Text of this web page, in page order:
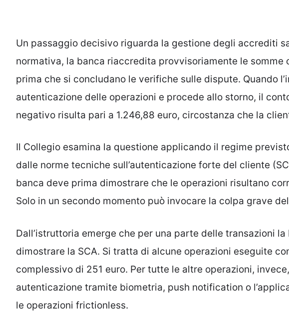
Un passaggio decisivo riguarda la gestione degli accrediti
normativa, la banca riaccredita provvisoriamente le somme
prima che si concludano le verifiche sulle dispute. Quando
autenticazione delle operazioni e procede allo storno, il
negativo risulta pari a 1.246,88 euro, circostanza che la
Il Collegio esamina la questione applicando il regime
dalle norme tecniche sull’autenticazione forte del cliente
banca deve prima dimostrare che le operazioni risultano
Solo in un secondo momento può invocare la colpa grave
Dall’istruttoria emerge che per una parte delle transazioni
dimostrare la SCA. Si tratta di alcune operazioni eseguite
complessivo di 251 euro. Per tutte le altre operazioni,
autenticazione tramite biometria, push notification o
le operazioni frictionless.